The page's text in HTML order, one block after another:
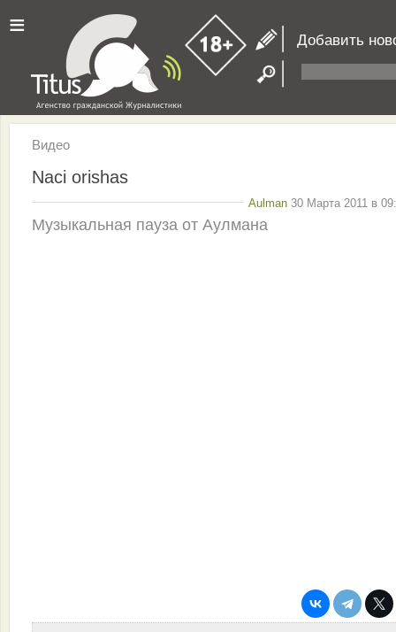
≡ Добавить
Видео
Naci orishas
Aulman 30 Марта 2011 в
Музыкальная пауза от Аулмана